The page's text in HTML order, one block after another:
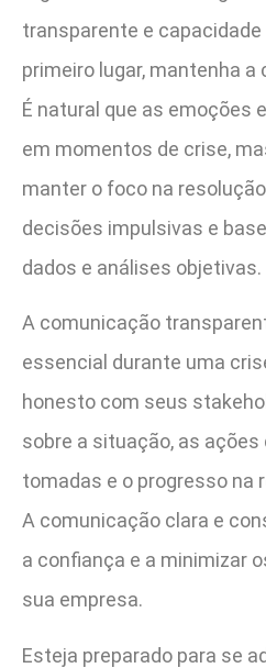
transparente e capacidade
primeiro lugar, mantenha a
É natural que as emoções
em momentos de crise,
manter o foco na
decisões impulsivas e
dados e análises objetivas.
A comunicação
essencial durante uma
honesto com seus
sobre a situação, as
tomadas e o progresso na
A comunicação clara e
a confiança e a minimizar
sua empresa.
Esteja preparado para se